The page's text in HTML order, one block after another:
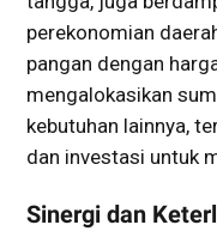
perekonomian
pangan dengan
mengalokasikan
kebutuhan lainnya,
dan investasi untuk
Sinergi dan